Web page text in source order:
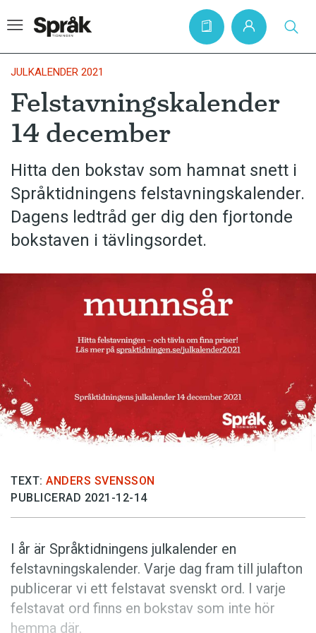
Hem
Artiklar
Krönikor
Språkfrågor
Skrivtips
Bokrecensioner
Kviss
Föreslå nyord
Prenumerera
Läs Språktidningen digitalt
JULKALENDER 2021
Felstavningskalender
14 december
Hitta den bokstav som hamnat snett i
Språktidningens felstavningskalender.
Dagens ledtråd ger dig den fjortonde
bokstaven i tävlingsordet.
TEXT: ANDERS SVENSSON
PUBLICERAD 2021-12-14
I år är Språktidningens julkalender en
felstavningskalender. Varje dag fram till julafton
publicerar vi ett felstavat svenskt ord. I varje
felstavat ord finns en bokstav som inte hör
hemma där.